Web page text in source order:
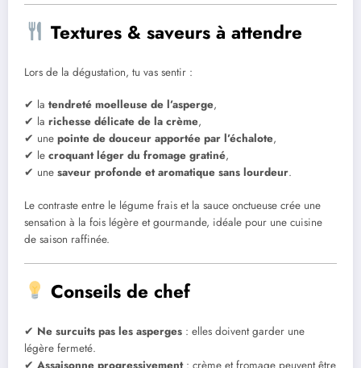
Textures & saveurs à attendre
Lors de la dégustation, tu vas sentir :
✔ la tendreté moelleuse de l’asperge,
✔ la richesse délicate de la crème,
✔ une pointe de douceur apportée par l’échalote,
✔ le croquant léger du fromage gratiné,
✔ une saveur profonde et aromatique sans lourdeur.
Le contraste entre le légume frais et la sauce onctueuse crée une
sensation à la fois légère et gourmande, idéale pour une cuisine
de saison raffinée.
Conseils de chef
✔ Ne surcuits pas les asperges : elles doivent garder une
légère fermeté.